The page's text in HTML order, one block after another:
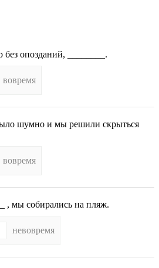
опозданий, ________.
вовремя
шумно и мы решили скрыться
вовремя
, мы собирались на пляж.
невовремя